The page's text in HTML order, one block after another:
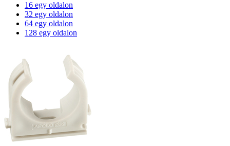
16 egy oldalon
32 egy oldalon
64 egy oldalon
128 egy oldalon